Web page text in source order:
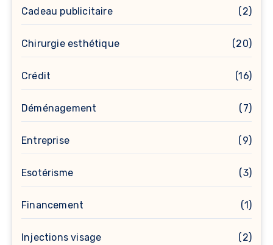
Cadeau publicitaire (2)
Chirurgie esthétique (20)
Crédit (16)
Déménagement (7)
Entreprise (9)
Esotérisme (3)
Financement (1)
Injections visage (2)